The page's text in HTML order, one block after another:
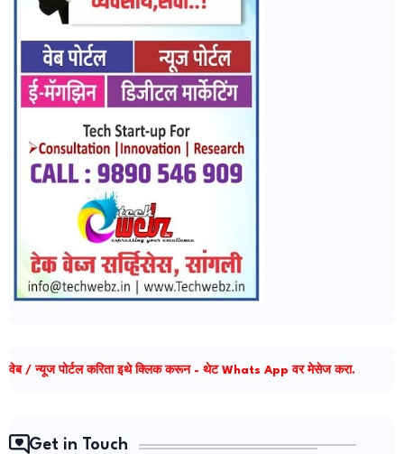
वेब / न्यूज पोर्टल करिता इथे क्लिक करून - थेट Whats App वर मेसेज करा.
Get in Touch